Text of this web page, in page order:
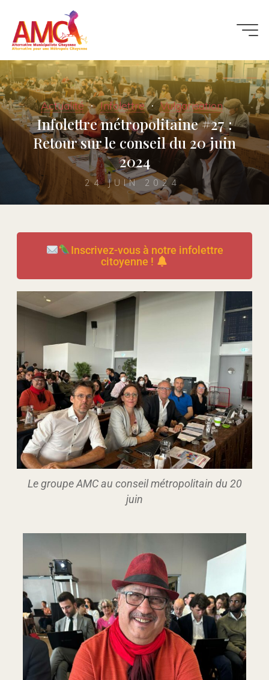
Actualité Infolettre Vulgarisation
Infolettre métropolitaine #27 :
Retour sur le conseil du 20 juin
2024
24 JUIN 2024
Inscrivez-vous à notre infolettre
citoyenne !
Le groupe AMC au conseil métropolitain du 20
juin